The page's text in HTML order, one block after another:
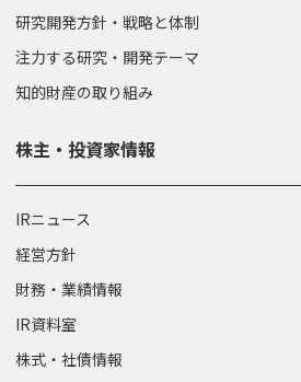
研究開発方針・戦略と体制
注力する研究・開発テーマ
知的財産の取り組み
株主・投資家情報
IRニュース
経営方針
財務・業績情報
IR資料室
株式・社債情報